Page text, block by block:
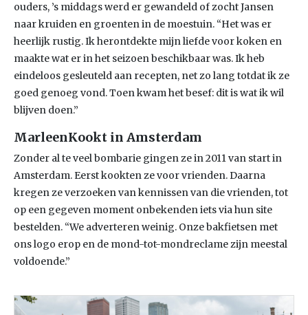
ouders, ’s middags werd er gewandeld of zocht Jansen
naar kruiden en groenten in de moestuin. “Het was er
heerlijk rustig. Ik herontdekte mijn liefde voor koken en
maakte wat er in het seizoen beschikbaar was. Ik heb
eindeloos gesleuteld aan recepten, net zo lang totdat ik ze
goed genoeg vond. Toen kwam het besef: dit is wat ik wil
blijven doen.”
MarleenKookt in Amsterdam
Zonder al te veel bombarie gingen ze in 2011 van start in
Amsterdam. Eerst kookten ze voor vrienden. Daarna
kregen ze verzoeken van kennissen van die vrienden, tot
op een gegeven moment onbekenden iets via hun site
bestelden. “We adverteren weinig. Onze bakfietsen met
ons logo erop en de mond-tot-mondreclame zijn meestal
voldoende.”